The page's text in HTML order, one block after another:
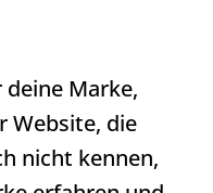
deine Marke,
Website, die
nicht kennen,